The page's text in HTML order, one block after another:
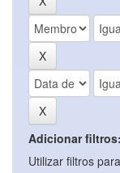
Adicionar filtros:
Utilizar filtros